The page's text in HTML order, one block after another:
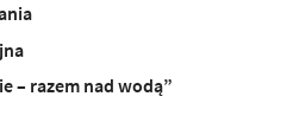
– razem nad wodą”